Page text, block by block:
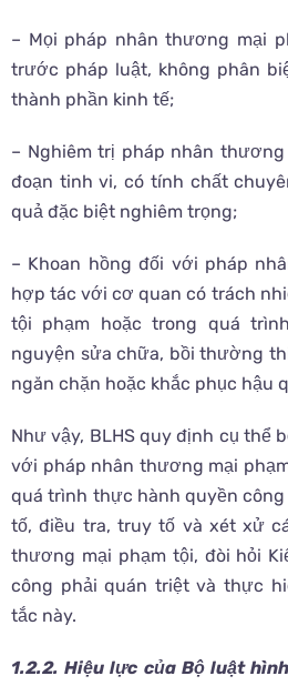
– Mọi pháp nhân thương mại
trước pháp luật, không phân
thành phần kinh tế;
– Nghiêm trị pháp nhân
đoạn tinh vi, có tính chất
quả đặc biệt nghiêm trọng;
– Khoan hồng đối với pháp
hợp tác với cơ quan có trách
tội phạm hoặc trong quá
nguyện sửa chữa, bồi thường
ngăn chặn hoặc khắc phục hậu
Như vậy, BLHS quy định cụ thể
với pháp nhân thương mại
quá trình thực hành quyền
tố, điều tra, truy tố và xét xử
thương mại phạm tội, đòi hỏi
công phải quán triệt và thực
tắc này.
1.2.2. Hiệu lực của Bộ luật